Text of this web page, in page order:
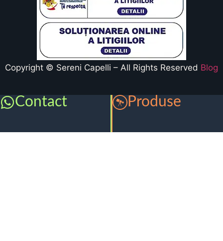
Copyright © Sereni Capelli – All Rights Reserved Blog
Contact Produse